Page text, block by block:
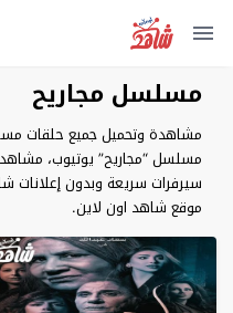
مسلسل مجاريح
مسلسل “مجاريح” يوتيوب،
سيرفرات سريعة وبدون إعلانات
موقع شاهد اون لاين.